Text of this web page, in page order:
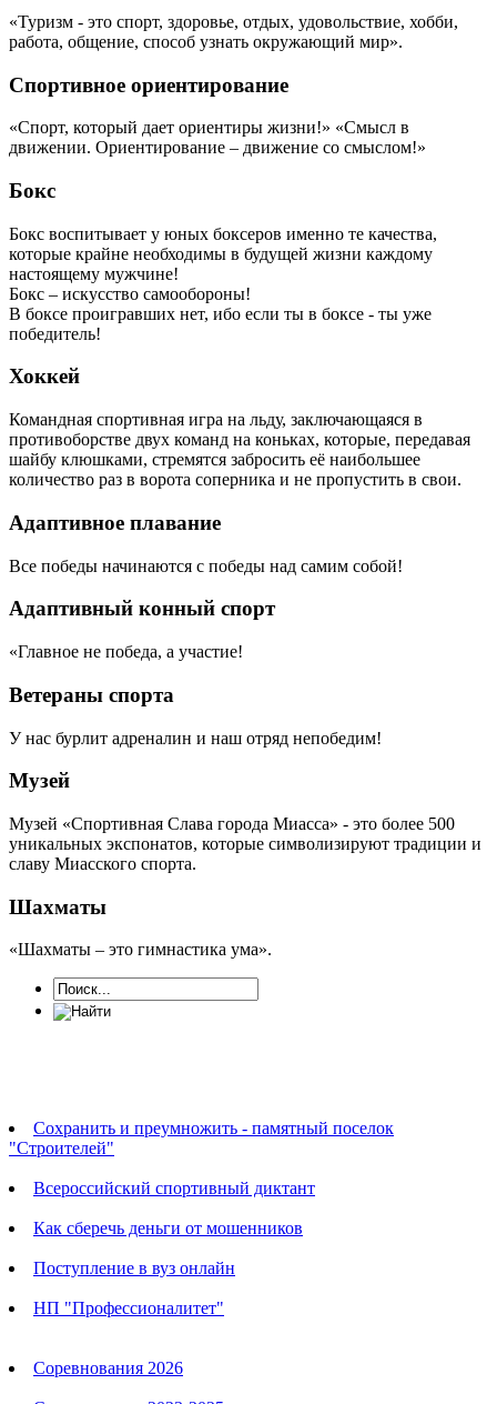
«Туризм - это спорт, здоровье, отдых, удовольствие, хобби,
работа, общение, способ узнать окружающий мир».
Спортивное ориентирование
«Спорт, который дает ориентиры жизни!» «Смысл в
движении. Ориентирование – движение со смыслом!»
Бокс
Бокс воспитывает у юных боксеров именно те качества,
которые крайне необходимы в будущей жизни каждому
настоящему мужчине!
Бокс – искусство самообороны!
В боксе проигравших нет, ибо если ты в боксе - ты уже
победитель!
Хоккей
Командная спортивная игра на льду, заключающаяся в
противоборстве двух команд на коньках, которые, передавая
шайбу клюшками, стремятся забросить её наибольшее
количество раз в ворота соперника и не пропустить в свои.
Адаптивное плавание
Все победы начинаются с победы над самим собой!
Адаптивный конный спорт
«Главное не победа, а участие!
Ветераны спорта
У нас бурлит адреналин и наш отряд непобедим!
Музей
Музей «Спортивная Слава города Миасса» - это более 500
уникальных экспонатов, которые символизируют традиции и
славу Миасского спорта.
Шахматы
«Шахматы – это гимнастика ума».
Сохранить и преумножить - памятный поселок
"Строителей"
Всероссийский спортивный диктант
Как сберечь деньги от мошенников
Поступление в вуз онлайн
НП "Профессионалитет"
Соревнования 2026